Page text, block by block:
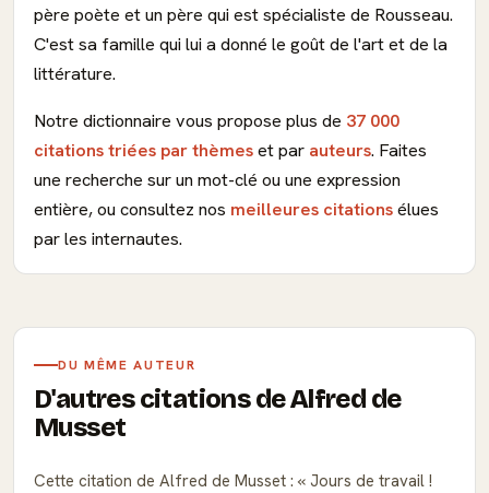
père poète et un père qui est spécialiste de Rousseau.
C'est sa famille qui lui a donné le goût de l'art et de la
littérature.
Notre dictionnaire vous propose plus de 37 000
citations triées par thèmeset par auteurs. Faites
une recherche sur un mot-clé ou une expression
entière, ou consultez nos meilleures citationsélues
par les internautes.
DU MÊME AUTEUR
D'autres citations de Alfred de
Musset
Cette citation de Alfred de Musset :
Jours de travail !